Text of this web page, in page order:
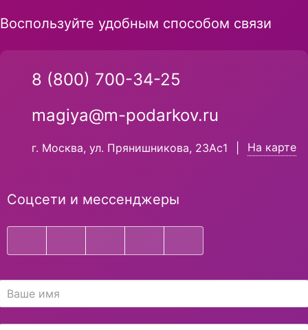
Воспользуйте удобным способом связи
8 (800) 700-34-25
magiya@m-podarkov.ru
г. Москва, ул. Прянишникова, 23Ас1 На карте
Соцсети и мессенджеры